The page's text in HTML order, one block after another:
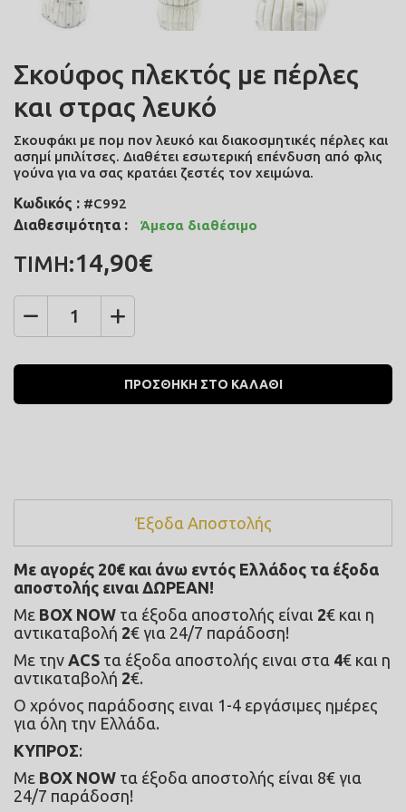
Σκούφος πλεκτός με πέρλες
και στρας λευκό
Σκουφάκι με πομ πον λευκό και διακοσμητικές πέρλες και
ασημί μπιλίτσες. Διαθέτει εσωτερική επένδυση από φλις
γούνα για να σας κρατάει ζεστές τον χειμώνα.
Κωδικός : #C992
Διαθεσιμότητα : Άμεσα διαθέσιμο
ΤΙΜΗ:14,90€
ΠΡΟΣΘΗΚΗ ΣΤΟ ΚΑΛΑΘΙ
Έξοδα Αποστολής
Με αγορές 20€ και άνω εντός Ελλάδος τα έξοδα
αποστολής ειναι ΔΩΡΕΑΝ!
Με BOX NOW τα έξοδα αποστολής είναι 2€ και η
αντικαταβολή 2€ για 24/7 παράδοση!
Με την ACS τα έξοδα αποστολής ειναι στα 4€ και η
αντικαταβολή 2€.
Ο χρόνος παράδοσης ειναι 1-4 εργάσιμες ημέρες
για όλη την Ελλάδα.
ΚΥΠΡΟΣ:
Με BOX NOW τα έξοδα αποστολής είναι 8€ για
24/7 παράδοση!